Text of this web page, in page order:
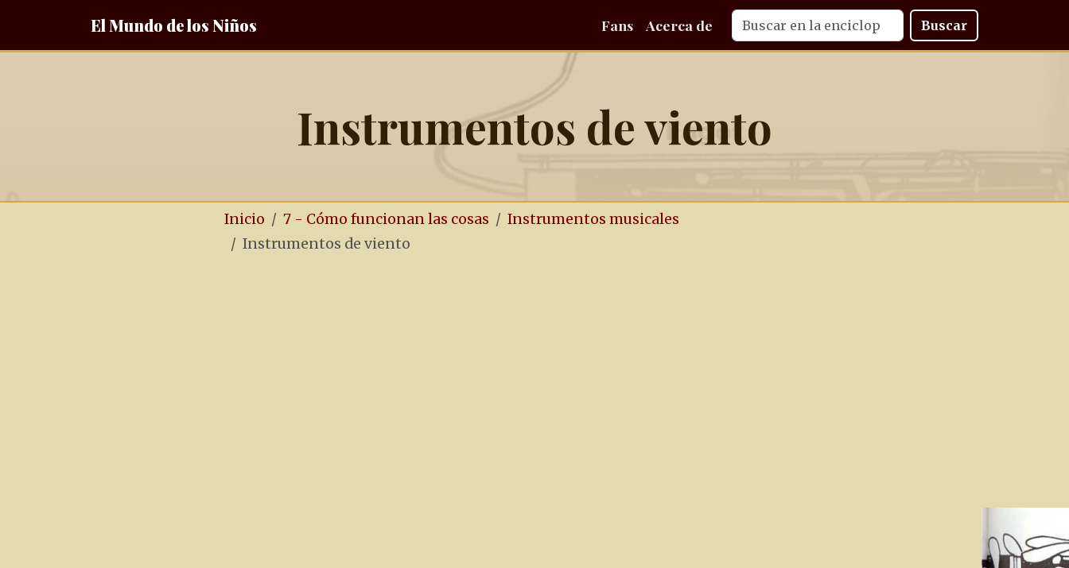
El Mundo de los Niños Fans Acerca de Buscar
Instrumentos de viento
Inicio 7 - Cómo funcionan las cosas
Instrumentos musicales
Instrumentos de viento